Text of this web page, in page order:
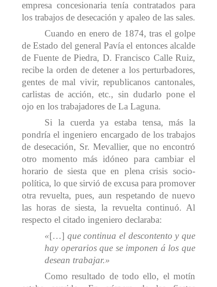
empresa concesionaria tenía contratados para
los trabajos de desecación y apaleo de las sales.
Cuando en enero de 1874, tras el golpe
de Estado del general Pavía el entonces alcalde
de Fuente de Piedra, D. Francisco Calle Ruiz,
recibe la orden de detener a los perturbadores,
gentes de mal vivir, republicanos cantonales,
carlistas de acción, etc., sin dudarlo pone el
ojo en los trabajadores de La Laguna.
Si la cuerda ya estaba tensa, más la
pondría el ingeniero encargado de los trabajos
de desecación, Sr. Mevallier, que no encontró
otro momento más idóneo para cambiar el
horario de siesta que en plena crisis socio-
política, lo que sirvió de excusa para promover
otra revuelta, pues, aun respetando de nuevo
las horas de siesta, la revuelta continuó. Al
respecto el citado ingeniero declaraba:
«[…] que continua el descontento y que
hay operarios que se imponen á los que
desean trabajar.»
Como resultado de todo ello, el motín